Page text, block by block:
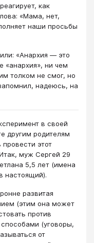
как
«Мама, нет,
наши просьбы
«Анархия — это
«анархия», ни чем
толком не смог, но
надеюсь, на
в своей
другим родителям
этот
муж Сергей 29
5,5 лет (имена
настоящий).
развитая
(этим она может
против
(уговоры,
от